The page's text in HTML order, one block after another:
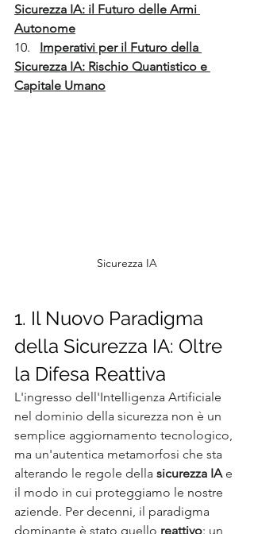
Sicurezza IA: il Futuro delle Armi
Autonome
10. Imperativi per il Futuro della
Sicurezza IA: Rischio Quantistico e
Capitale Umano
Sicurezza IA
1. Il Nuovo Paradigma
della Sicurezza IA: Oltre
la Difesa Reattiva
L'ingresso dell'Intelligenza Artificiale
nel dominio della sicurezza non è un
semplice aggiornamento tecnologico,
ma un'autentica metamorfosi che sta
alterando le regole della sicurezza IA e
il modo in cui proteggiamo le nostre
aziende. Per decenni, il paradigma
dominante è stato quello reattivo: un